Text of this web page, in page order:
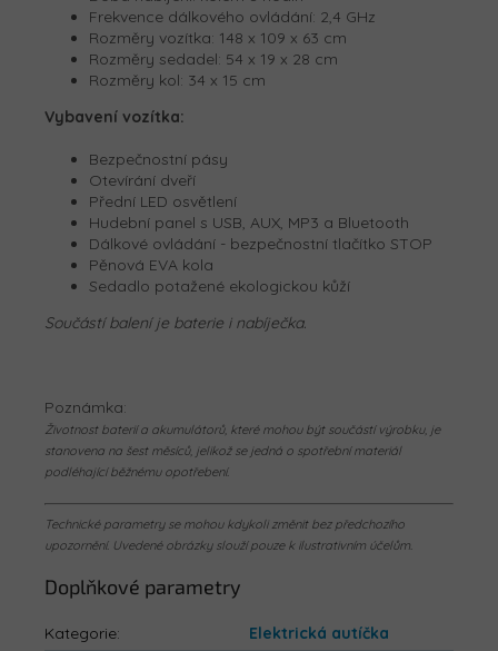
Frekvence dálkového ovládání: 2,4 GHz
Rozměry vozítka: 148 x 109 x 63 cm
Rozměry sedadel: 54 x 19 x 28 cm
Rozměry kol: 34 x 15 cm
Vybavení vozítka:
Bezpečnostní pásy
Otevírání dveří
Přední LED osvětlení
Hudební panel s USB, AUX, MP3 a Bluetooth
Dálkové ovládání - bezpečnostní tlačítko STOP
Pěnová EVA kola
Sedadlo potažené ekologickou kůží
Součástí balení je baterie i nabíječka.
Poznámka:
Životnost baterií a akumulátorů, které mohou být součástí výrobku, je
stanovena na šest měsíců, jelikož se jedná o spotřební materiál
podléhající běžnému opotřebení.
Technické parametry se mohou kdykoli změnit bez předchozího
upozornění. Uvedené obrázky slouží pouze k ilustrativním účelům.
Doplňkové parametry
Kategorie:
Elektrická autíčka